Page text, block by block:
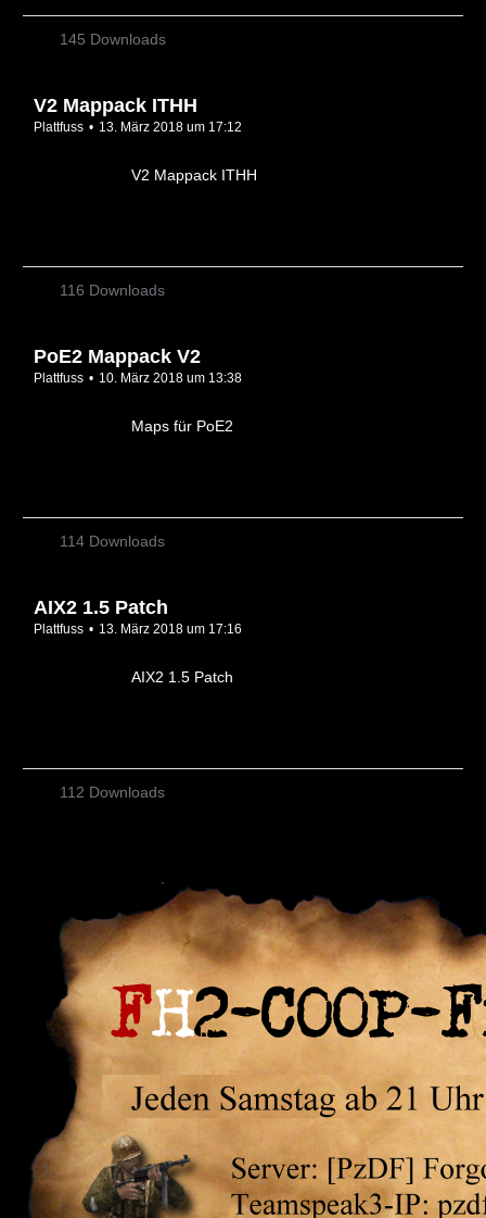
145 Downloads
V2 Mappack ITHH
Plattfuss 13. März 2018 um 17:12
V2 Mappack ITHH
116 Downloads
PoE2 Mappack V2
Plattfuss 10. März 2018 um 13:38
Maps für PoE2
114 Downloads
AIX2 1.5 Patch
Plattfuss 13. März 2018 um 17:16
AIX2 1.5 Patch
112 Downloads